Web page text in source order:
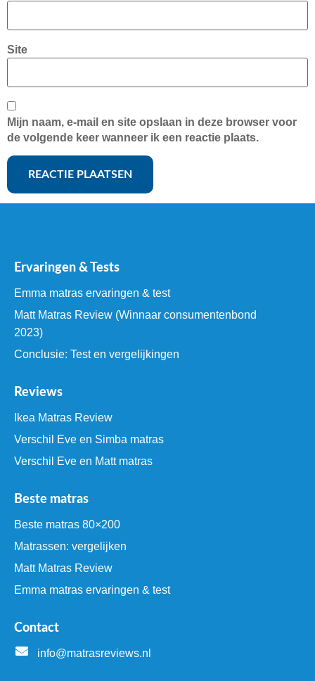
Site
Mijn naam, e-mail en site opslaan in deze browser voor
de volgende keer wanneer ik een reactie plaats.
Ervaringen & Tests
Emma matras ervaringen & test
Matt Matras Review (Winnaar consumentenbond
2023)
Conclusie: Test en vergelijkingen
Reviews
Ikea Matras Review
Verschil Eve en Simba matras
Verschil Eve en Matt matras
Beste matras
Beste matras 80×200
Matrassen: vergelijken
Matt Matras Review
Emma matras ervaringen & test
Contact
info@matrasreviews.nl